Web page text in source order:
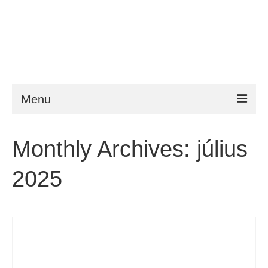
Menu
Követelmény
FAQ
Monthly Archives: július
2025